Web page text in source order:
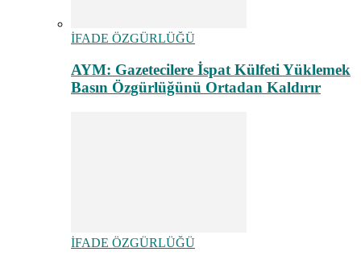
İFADE ÖZGÜRLÜĞÜ
AYM: Gazetecilere İspat Külfeti Yüklemek
Basın Özgürlüğünü Ortadan Kaldırır
İFADE ÖZGÜRLÜĞÜ